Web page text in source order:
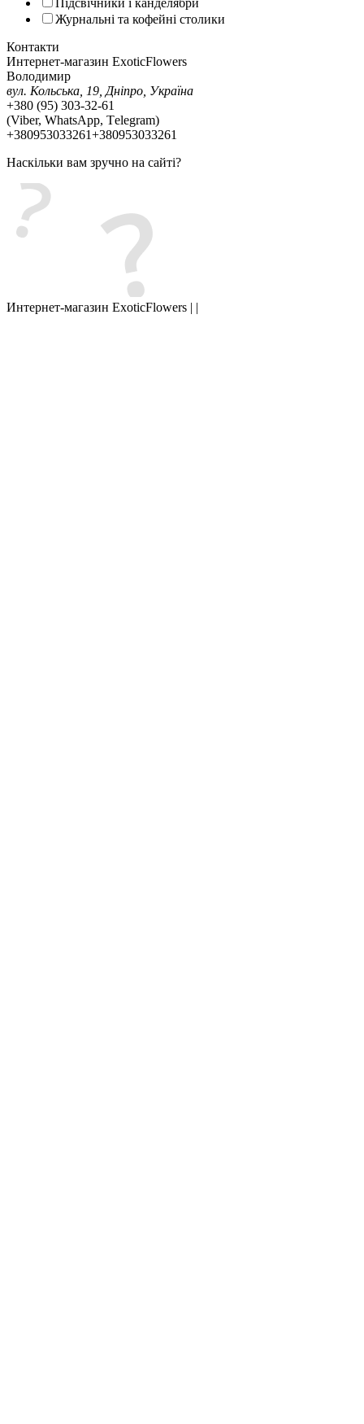
Журнальні та кофейні столики
Контакти
Интернет-магазин ExoticFlowers
Володимир
вул. Кольська, 19, Дніпро, Україна
+380 (95) 303-32-61
(Viber, WhatsApp, Тelegram)
+380953033261+380953033261
Наскільки вам зручно на сайті?
Интернет-магазин ExoticFlowers | |